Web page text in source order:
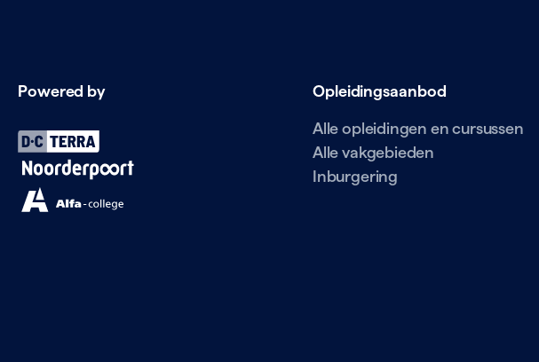
Powered by Opleidingsaanbod
Alle opleidingen en cursussen
Alle vakgebieden
Inburgering